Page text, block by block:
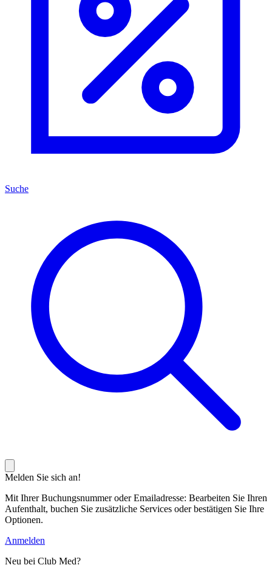
Suche
Melden Sie sich an!
Mit Ihrer Buchungsnummer oder Emailadresse: Bearbeiten Sie Ihren
Aufenthalt, buchen Sie zusätzliche Services oder bestätigen Sie Ihre
Optionen.
Anmelden
Neu bei Club Med?